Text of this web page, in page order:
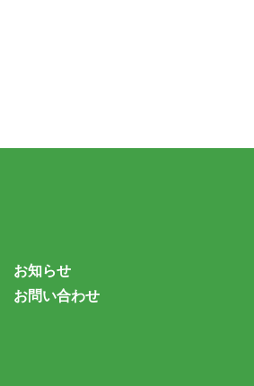
お知らせ
お問い合わせ